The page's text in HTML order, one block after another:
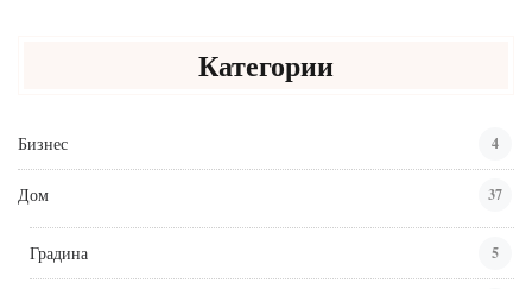
Категории
Бизнес 4
Дом 37
Градина 5